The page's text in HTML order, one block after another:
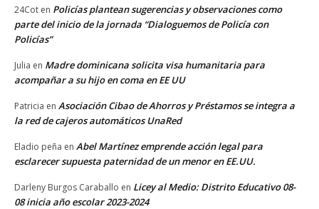
24Cot en Policías plantean sugerencias y observaciones como
parte del inicio de la jornada “Dialoguemos de Policía con
Policías”
Julia en Madre dominicana solicita visa humanitaria para
acompañar a su hijo en coma en EE UU
Patricia en Asociación Cibao de Ahorros y Préstamos se integra a
la red de cajeros automáticos UnaRed
Eladio peña en Abel Martínez emprende acción legal para
esclarecer supuesta paternidad de un menor en EE.UU.
Darleny Burgos Caraballo en Licey al Medio: Distrito Educativo 08-
08 inicia año escolar 2023-2024